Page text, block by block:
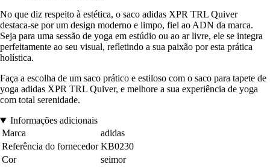
No que diz respeito à estética, o saco adidas XPR TRL Quiver
destaca-se por um design moderno e limpo, fiel ao ADN da marca.
Seja para uma sessão de yoga em estúdio ou ao ar livre, ele se integra
perfeitamente ao seu visual, refletindo a sua paixão por esta prática
holística.
Faça a escolha de um saco prático e estiloso com o saco para tapete de
yoga adidas XPR TRL Quiver, e melhore a sua experiência de yoga
com total serenidade.
Informações adicionais
Marca
adidas
Referência do fornecedor KB0230
Cor
seimor